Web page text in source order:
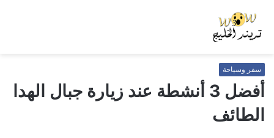
سفر وسياحة
أفضل 3 أنشطة عند زيارة جبال الهدا
الطائف